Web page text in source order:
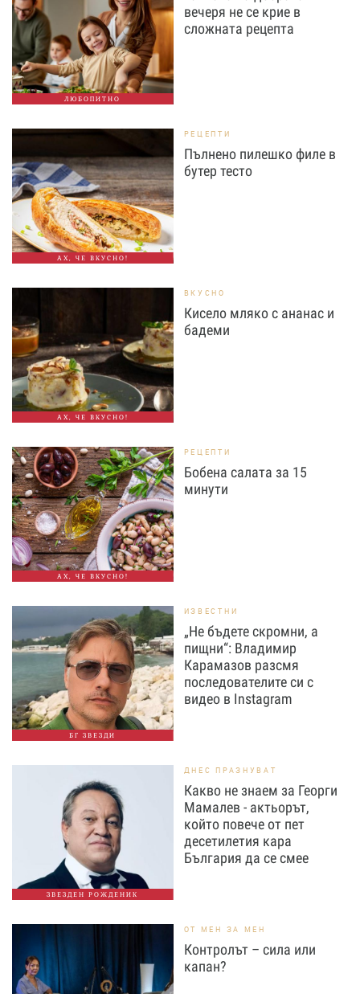
ЛЮБОПИТНО
вечеря не се крие в
сложната рецепта
АХ, ЧЕ ВКУСНО!
РЕЦЕПТИ
Пълнено пилешко филе в
бутер тесто
АХ, ЧЕ ВКУСНО!
ВКУСНО
Кисело мляко с ананас и
бадеми
АХ, ЧЕ ВКУСНО!
РЕЦЕПТИ
Бобена салата за 15
минути
БГ ЗВЕЗДИ
ИЗВЕСТНИ
„Не бъдете скромни, а
пищни“: Владимир
Карамазов разсмя
последователите си с
видео в Instagram
ЗВЕЗДЕН РОЖДЕНИК
ДНЕС ПРАЗНУВАТ
Какво не знаем за Георги
Мамалев - актьорът,
който повече от пет
десетилетия кара
България да се смее
ОТ МЕН ЗА МЕН
Контролът – сила или
капан?